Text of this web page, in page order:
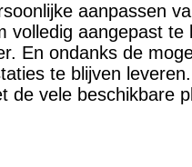
aanpassen
volledig aangepast
En ondanks de
te blijven
de vele beschikbare